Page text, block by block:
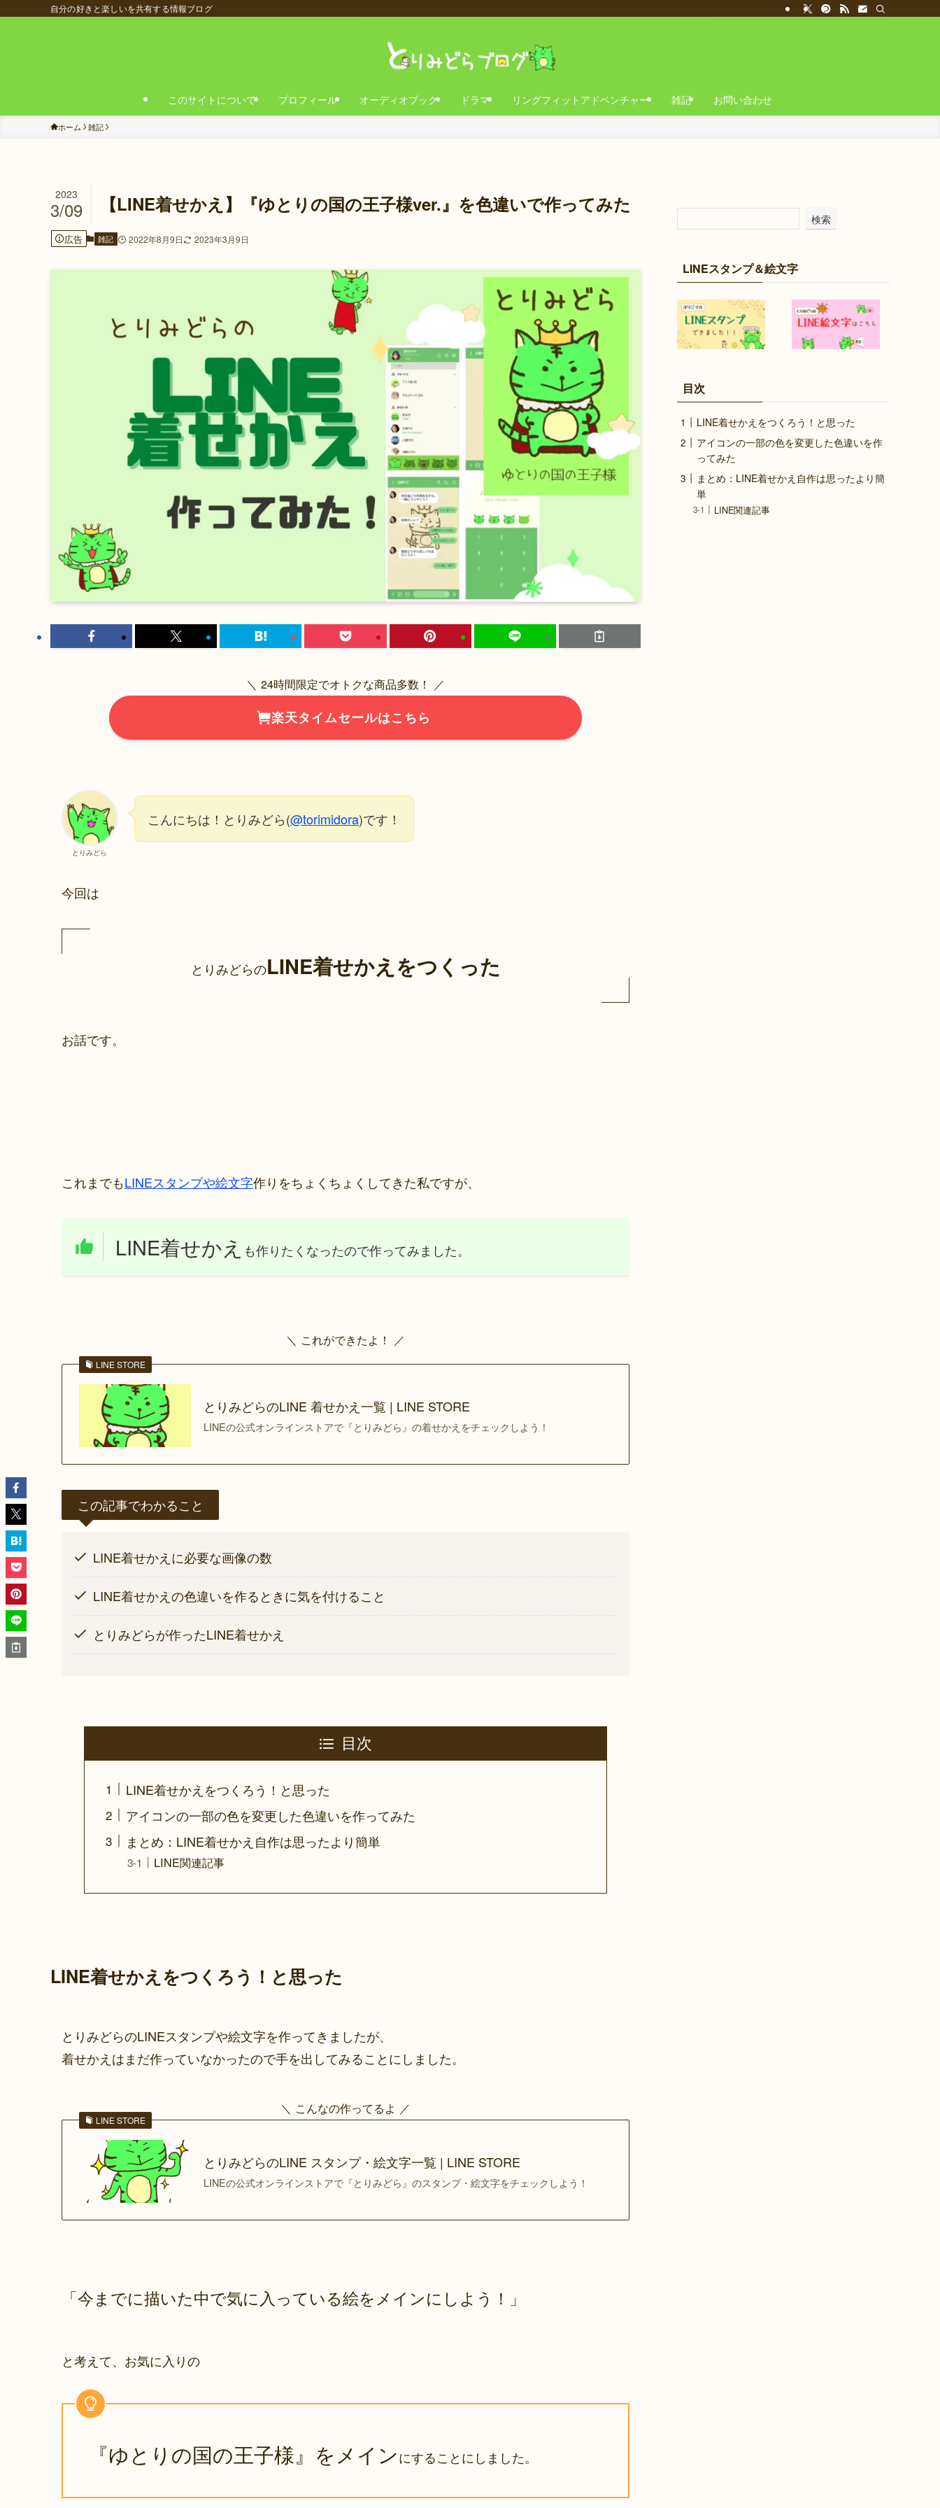
自分の好きと楽しいを共有する情報ブログ
このサイトについて プロフィール オーディオブック ドラマ リングフィットアドベンチャー 雑記 お問い合わせ
ホーム 雑記
【LINE着せかえ】『ゆとりの国の王子様ver.』を色違いで作ってみた
2023
3/09
広告 雑記 2022年8月9日 2023年3月9日
＼ 24時間限定でオトクな商品多数！ ／
楽天タイムセールはこちら
とりみどら
こんにちは！とりみどら(@torimidora)です！
今回は
とりみどらのLINE着せかえをつくった
お話です。
これまでもLINEスタンプや絵文字作りをちょくちょくしてきた私ですが、
LINE着せかえ も作りたくなったので作ってみました。
＼ これができたよ！ ／
LINE STORE
とりみどらのLINE 着せかえ一覧 | LINE STORE
LINEの公式オンラインストアで『とりみどら』の着せかえをチェックしよう！
この記事でわかること
LINE着せかえに必要な画像の数
LINE着せかえの色違いを作るときに気を付けること
とりみどらが作ったLINE着せかえ
目次
LINE着せかえをつくろう！と思った
アイコンの一部の色を変更した色違いを作ってみた
まとめ：LINE着せかえ自作は思ったより簡単
LINE関連記事
LINE着せかえをつくろう！と思った
とりみどらのLINEスタンプや絵文字を作ってきましたが、
着せかえはまだ作っていなかったので手を出してみることにしました。
＼ こんなの作ってるよ ／
LINE STORE
とりみどらのLINE スタンプ・絵文字一覧 | LINE STORE
LINEの公式オンラインストアで『とりみどら』のスタンプ・絵文字をチェックしよう！
「今までに描いた中で気に入っている絵をメインにしよう！」
と考えて、お気に入りの
『ゆとりの国の王子様』をメインにすることにしました。
検索
LINEスタンプ＆絵文字
目次
LINE着せかえをつくろう！と思った
アイコンの一部の色を変更した色違いを作
ってみた
まとめ：LINE着せかえ自作は思ったより簡
単
LINE関連記事